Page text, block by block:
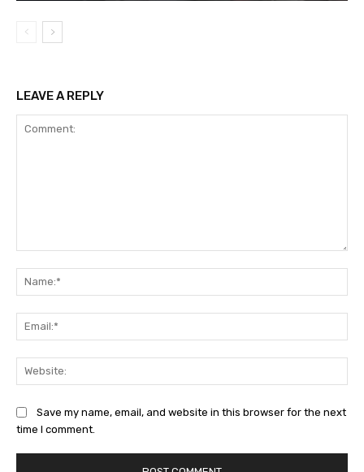
LEAVE A REPLY
Save my name, email, and website in this browser for the next
time I comment.